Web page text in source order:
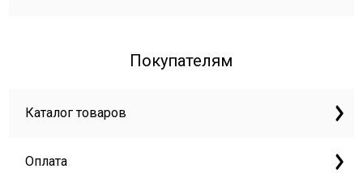
Покупателям
Каталог товаров
Оплата